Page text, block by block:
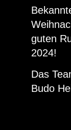
guten
2024!
Das
Budo